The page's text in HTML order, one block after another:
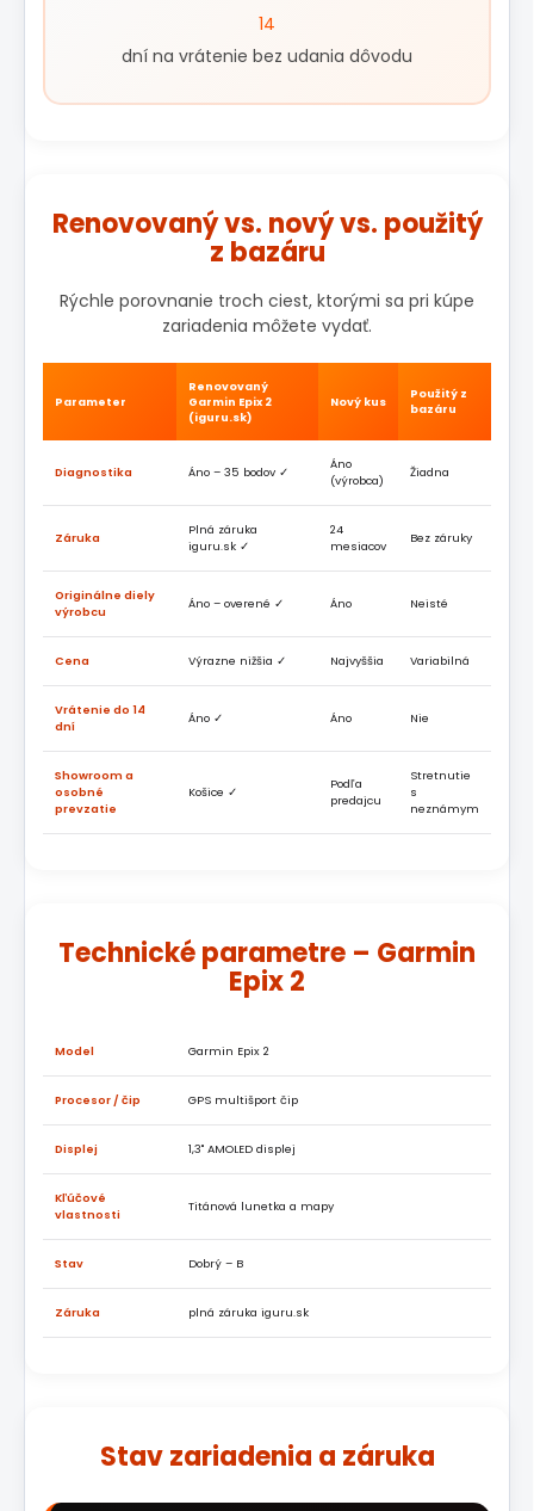
14
dní na vrátenie bez udania dôvodu
Renovovaný vs. nový vs. použitý
z bazáru
Rýchle porovnanie troch ciest, ktorými sa pri kúpe
zariadenia môžete vydať.
Parameter
Renovovaný
Garmin Epix 2
(iguru.sk)
Nový kus
Použitý z
bazáru
Diagnostika Áno – 35 bodov ✓
Áno
(výrobca)
Žiadna
Záruka
Plná záruka
iguru.sk ✓
24
mesiacov
Bez záruky
Originálne diely
výrobcu
Áno – overené ✓ Áno Neisté
Cena Výrazne nižšia ✓ Najvyššia Variabilná
Vrátenie do 14
dní
Áno ✓ Áno Nie
Showroom a
osobné
prevzatie
Košice ✓
Podľa
predajcu
Stretnutie
s
neznámym
Technické parametre – Garmin
Epix 2
Model Garmin Epix 2
Procesor / čip GPS multišport čip
Displej 1,3" AMOLED displej
Kľúčové
vlastnosti
Titánová lunetka a mapy
Stav Dobrý – B
Záruka plná záruka iguru.sk
Stav zariadenia a záruka